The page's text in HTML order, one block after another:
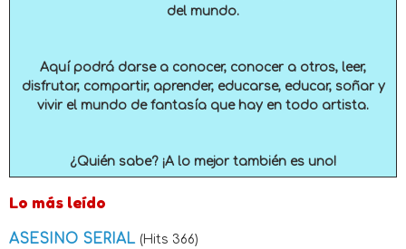
del mundo.
Aquí podrá darse a conocer, conocer a otros, leer,
disfrutar, compartir, aprender, educarse, educar, soñar y
vivir el mundo de fantasía que hay en todo artista.
¿Quién sabe? ¡A lo mejor también es uno!
Lo más leído
ASESINO SERIAL (Hits 366)